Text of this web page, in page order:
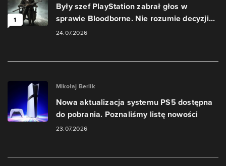
1
Były szef PlayStation zabrał głos w
sprawie Bloodborne. Nie rozumie decyzji...
24.07.2026
Mikołaj Berlik
Nowa aktualizacja systemu PS5 dostępna
do pobrania. Poznaliśmy listę nowości
23.07.2026